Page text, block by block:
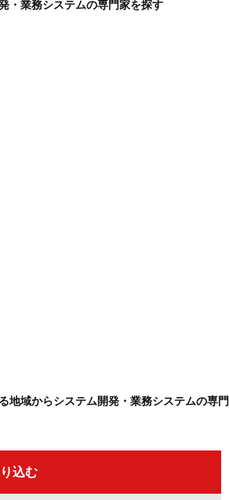
・業務システムの専門家を探す
地域からシステム開発・業務システムの専門
込む